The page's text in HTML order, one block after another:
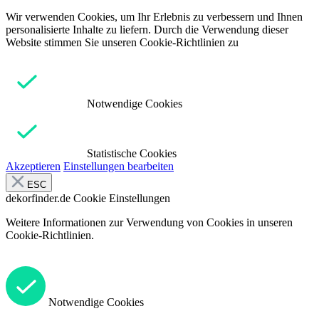
Wir verwenden Cookies, um Ihr Erlebnis zu verbessern und Ihnen
personalisierte Inhalte zu liefern. Durch die Verwendung dieser
Website stimmen Sie unseren Cookie-Richtlinien zu
Notwendige Cookies
Statistische Cookies
Akzeptieren Einstellungen bearbeiten
ESC
dekorfinder.de Cookie Einstellungen
Weitere Informationen zur Verwendung von Cookies in unseren
Cookie-Richtlinien.
Notwendige Cookies